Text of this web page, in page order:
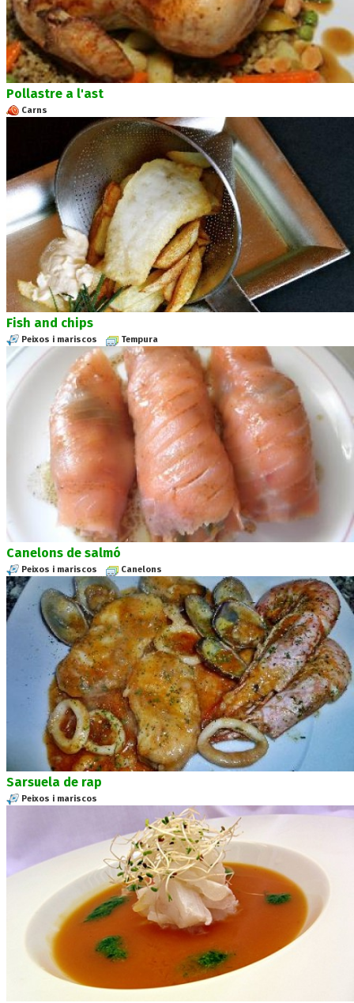
Pollastre a l'ast
Carns
Fish and chips
Peixos i mariscos Tempura
Canelons de salmó
Peixos i mariscos Canelons
Sarsuela de rap
Peixos i mariscos